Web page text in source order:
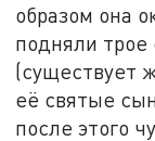
образом она
подняли
(существует
её святые
после этого